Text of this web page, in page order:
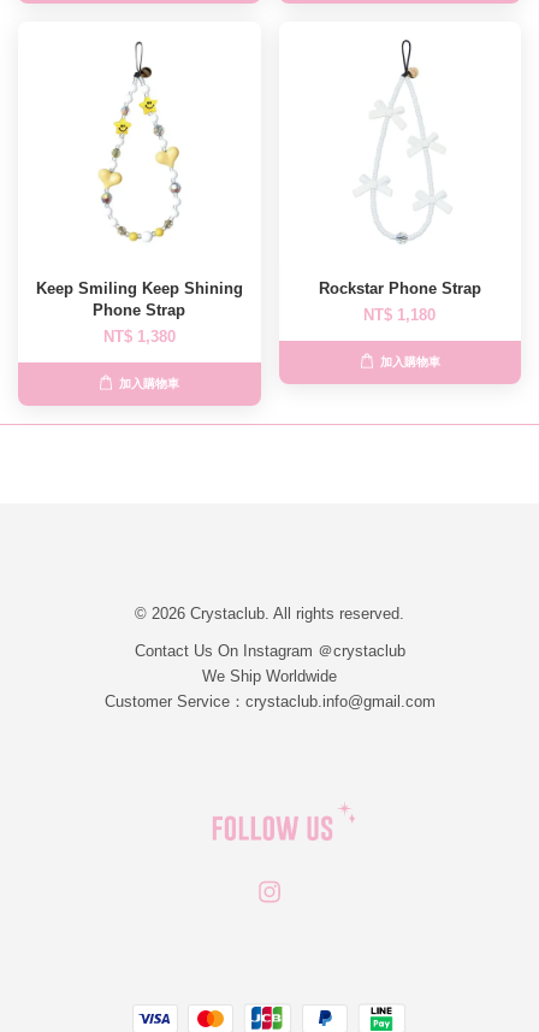
Keep Smiling Keep Shining
Phone Strap
NT$ 1,380
加入購物車
Rockstar Phone Strap
NT$ 1,180
加入購物車
© 2026 Crystaclub. All rights reserved.
Contact Us On Instagram ＠crystaclub
We Ship Worldwide
Customer Service：crystaclub.info@gmail.com
Visa Master JCB Paypal